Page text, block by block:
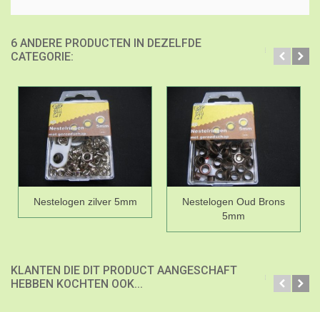
6 ANDERE PRODUCTEN IN DEZELFDE
CATEGORIE:
Nestelogen zilver 5mm
Nestelogen Oud Brons
5mm
KLANTEN DIE DIT PRODUCT AANGESCHAFT
HEBBEN KOCHTEN OOK...